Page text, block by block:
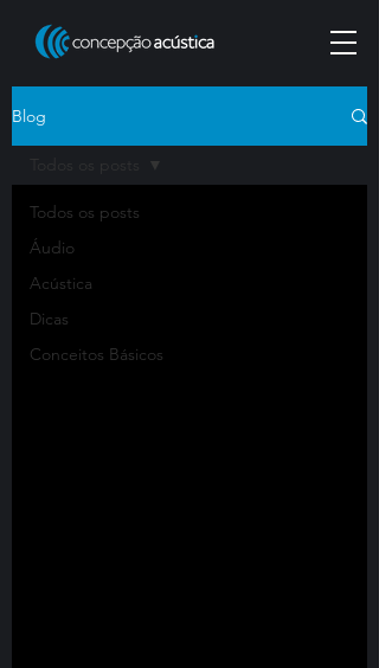
Blog
Todos os posts
Áudio
Acústica
Dicas
Conceitos Básicos
Todos os posts